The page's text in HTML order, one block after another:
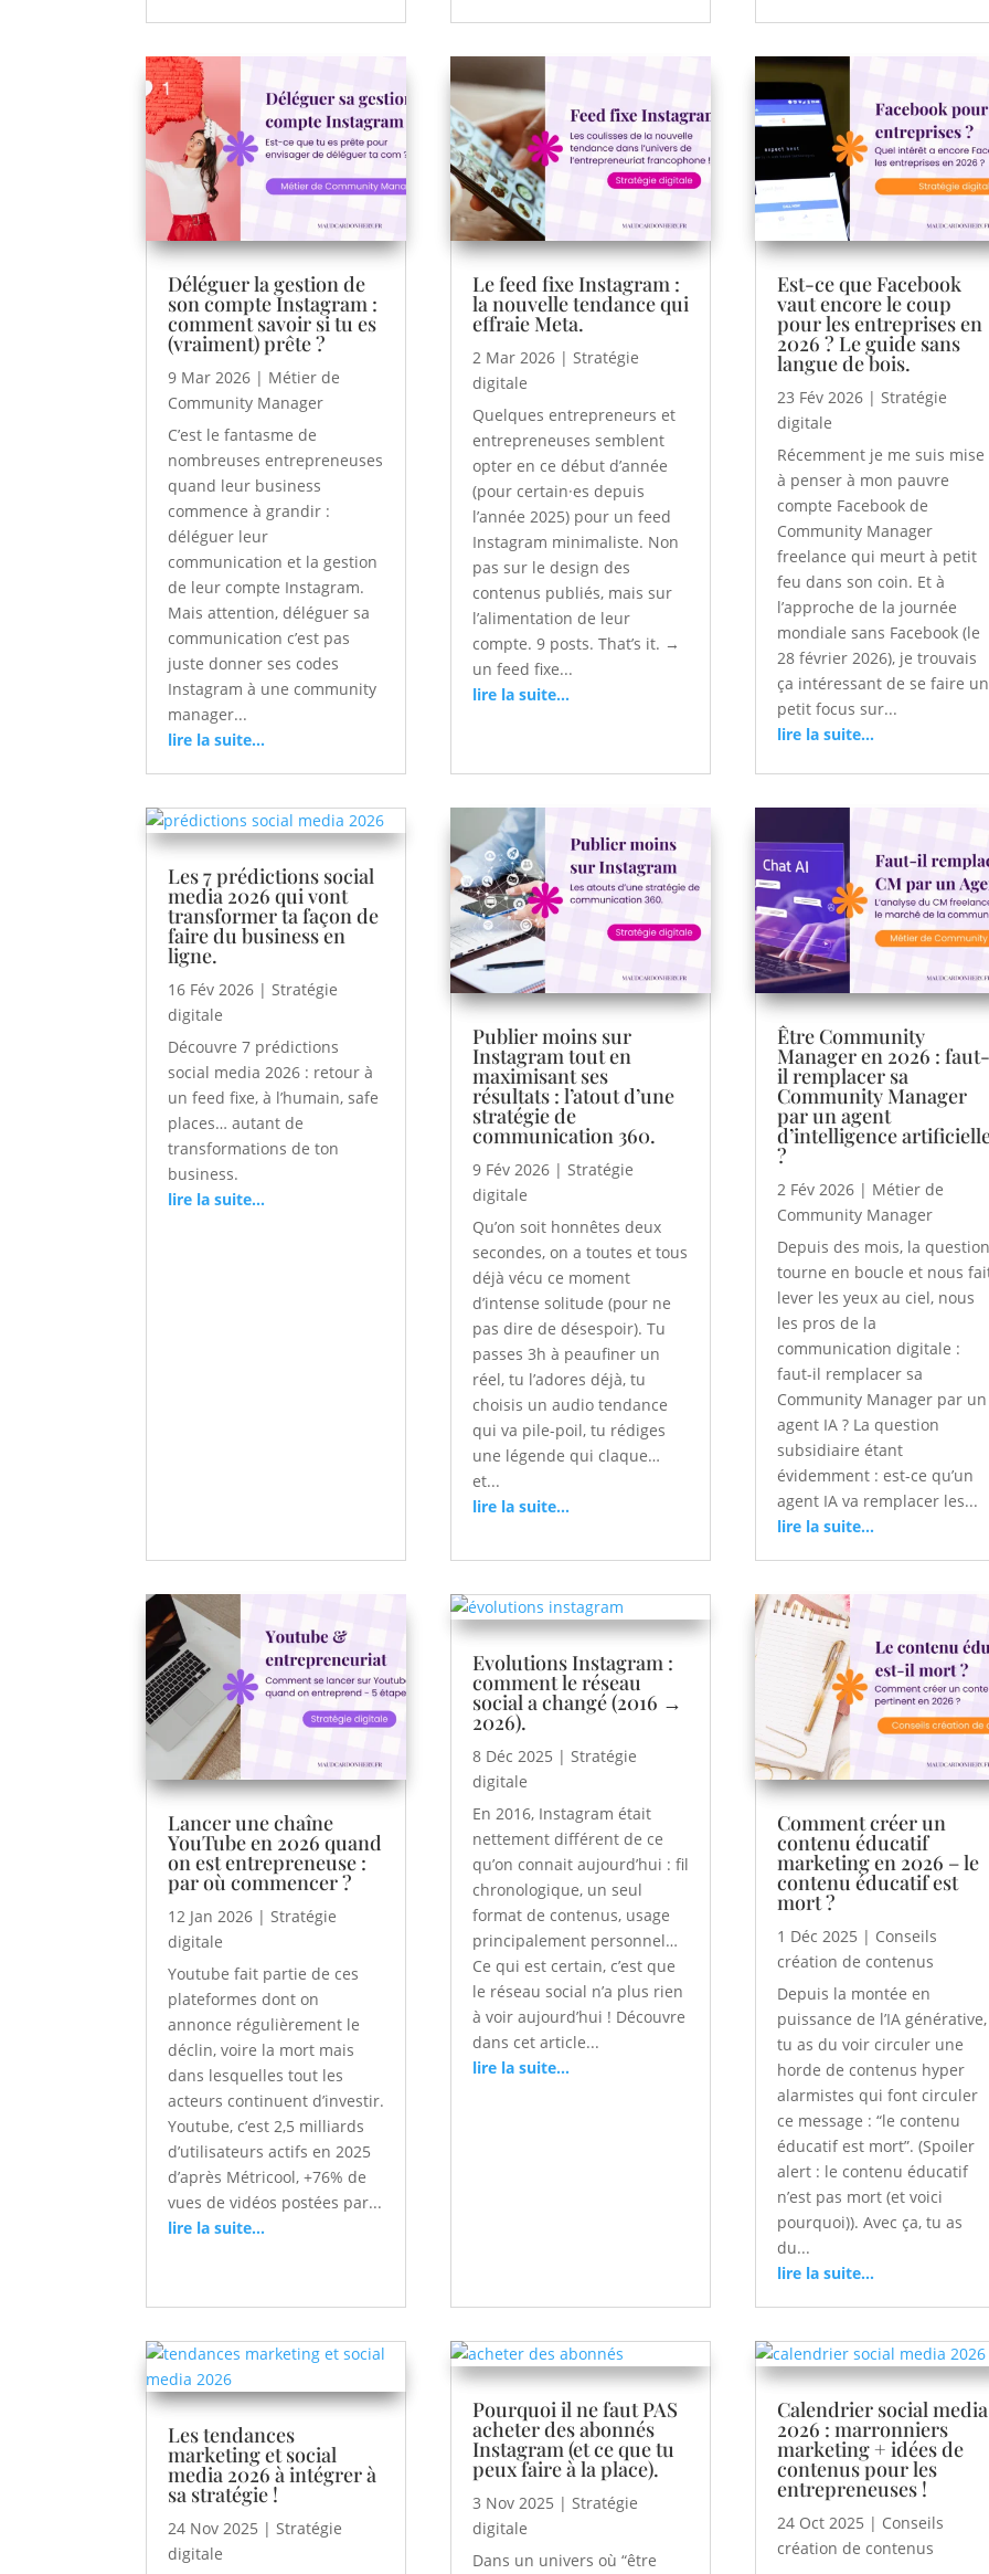
Déléguer la gestion de
son compte Instagram :
comment savoir si tu es
(vraiment) prête ?
9 Mar 2026 | Métier de
Community Manager
C’est le fantasme de
nombreuses entrepreneuses
quand leur business
commence à grandir :
déléguer leur
communication et la gestion
de leur compte Instagram.
Mais attention, déléguer sa
communication c’est pas
juste donner ses codes
Instagram à une community
manager...
lire la suite...
Le feed fixe Instagram :
la nouvelle tendance qui
effraie Meta.
2 Mar 2026 |Stratégie
digitale
Quelques entrepreneurs et
entrepreneuses semblent
opter en ce début d’année
(pour certain·es depuis
l’année 2025) pour un feed
Instagram minimaliste. Non
pas sur le design des
contenus publiés, mais sur
l’alimentation de leur
compte. 9 posts. That’s it. →
un feed fixe...
lire la suite...
Est-ce que Facebook
vaut encore le coup
pour les entreprises en
2026 ? Le guide sans
langue de bois.
23 Fév 2026 |Stratégie
digitale
Récemment je me suis mise
à penser à mon pauvre
compte Facebook de
Community Manager
freelance qui meurt à petit
feu dans son coin. Et à
l’approche de la journée
mondiale sans Facebook (le
28 février 2026), je trouvais
ça intéressant de se faire un
petit focus sur...
lire la suite...
Les 7 prédictions social
media 2026 qui vont
transformer ta façon de
faire du business en
ligne.
16 Fév 2026 | Stratégie
digitale
Découvre 7 prédictions
social media 2026 : retour à
un feed fixe, à l’humain, safe
places… autant de
transformations de ton
business.
lire la suite...
Publier moins sur
Instagram tout en
maximisant ses
résultats : l’atout d’une
stratégie de
communication 360.
9 Fév 2026 |Stratégie
digitale
Qu’on soit honnêtes deux
secondes, on a toutes et tous
déjà vécu ce moment
d’intense solitude (pour ne
pas dire de désespoir). Tu
passes 3h à peaufiner un
réel, tu l’adores déjà, tu
choisis un audio tendance
qui va pile-poil, tu rédiges
une légende qui claque…
et...
lire la suite...
Être Community
Manager en 2026 :
il remplacer sa
Community Manager
par un agent
d’intelligence
?
2 Fév 2026 | Métier de
Community Manager
Depuis des mois, la
tourne en boucle et nous
lever les yeux au ciel, nous
les pros de la
communication digitale :
faut-il remplacer sa
Community Manager par un
agent IA ? La question
subsidiaire étant
évidemment : est-ce qu’un
agent IA va remplacer les...
lire la suite...
Lancer une chaîne
YouTube en 2026 quand
on est entrepreneuse :
par où commencer ?
12 Jan 2026 | Stratégie
digitale
Youtube fait partie de ces
plateformes dont on
annonce régulièrement le
déclin, voire la mort mais
dans lesquelles tout les
acteurs continuent d’investir.
Youtube, c’est 2,5 milliards
d’utilisateurs actifs en 2025
d’après Métricool, +76% de
vues de vidéos postées par...
lire la suite...
Evolutions Instagram :
comment le réseau
social a changé (2016 →
2026).
8 Déc 2025 |Stratégie
digitale
En 2016, Instagram était
nettement différent de ce
qu’on connait aujourd’hui : fil
chronologique, un seul
format de contenus, usage
principalement personnel…
Ce qui est certain, c’est que
le réseau social n’a plus rien
à voir aujourd’hui ! Découvre
dans cet article...
lire la suite...
Comment créer un
contenu éducatif
marketing en 2026 – le
contenu éducatif est
mort ?
1 Déc 2025 | Conseils
création de contenus
Depuis la montée en
puissance de l’IA générative,
tu as du voir circuler une
horde de contenus hyper
alarmistes qui font circuler
ce message : “le contenu
éducatif est mort”. (Spoiler
alert : le contenu éducatif
n’est pas mort (et voici
pourquoi)). Avec ça, tu as
du...
lire la suite...
Les tendances
marketing et social
media 2026 à intégrer à
sa stratégie !
24 Nov 2025 | Stratégie
digitale
Pourquoi il ne faut PAS
acheter des abonnés
Instagram (et ce que tu
peux faire à la place).
3 Nov 2025 | Stratégie
digitale
Dans un univers où “être
Calendrier social media
2026 : marronniers
marketing + idées de
contenus pour les
entrepreneuses !
24 Oct 2025 | Conseils
création de contenus